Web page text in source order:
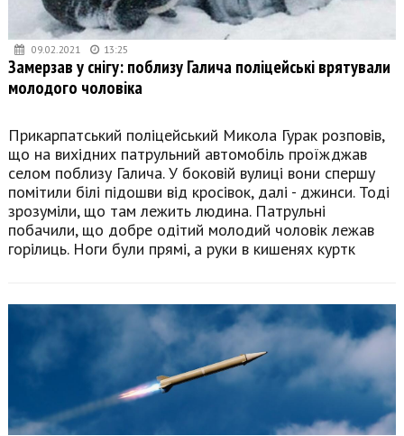
09.02.2021 13:25
Замерзав у снігу: поблизу Галича поліцейські врятували
молодого чоловіка
Прикарпатський поліцейський Микола Гурак розповів,
що на вихідних патрульний автомобіль проїжджав
селом поблизу Галича. У боковій вулиці вони спершу
помітили білі підошви від кросівок, далі - джинси. Тоді
зрозуміли, що там лежить людина. Патрульні
побачили, що добре одітий молодий чоловік лежав
горілиць. Ноги були прямі, а руки в кишенях куртк